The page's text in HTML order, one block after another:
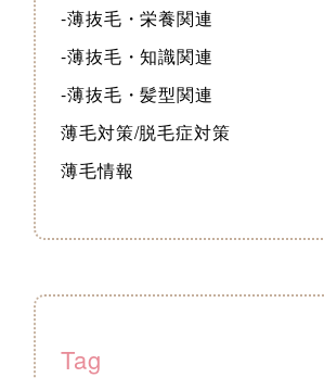
-薄抜毛・栄養関連
-薄抜毛・知識関連
-薄抜毛・髪型関連
薄毛対策/脱毛症対策
薄毛情報
Tag